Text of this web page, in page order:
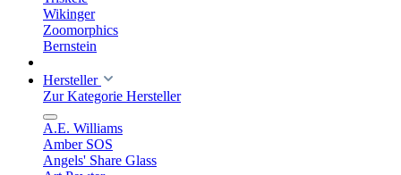
Wikinger
Zoomorphics
Bernstein
Hersteller
Zur Kategorie Hersteller
A.E. Williams
Amber SOS
Angels' Share Glass